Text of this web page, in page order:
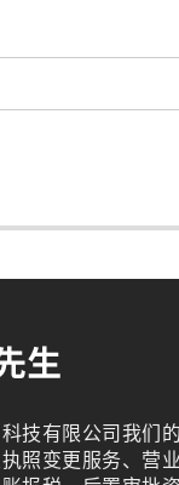
技有限公司我们
照变更服务、营